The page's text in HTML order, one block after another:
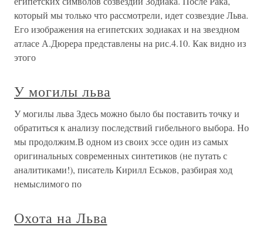
который мы только что рассмотрели, идет созвездие Льва.
Его изображения на египетских зодиаках и на звездном
атласе А.Дюрера представлены на рис.4.10. Как видно из
этого
У могилы льва
У могилы льва Здесь можно было бы поставить точку и
обратиться к анализу последствий гибельного выбора. Но
мы продолжим.В одном из своих эссе один из самых
оригинальных современных синтетиков (не путать с
аналитиками!), писатель Кирилл Еськов, разбирая ход
немыслимого по
Охота на Льва